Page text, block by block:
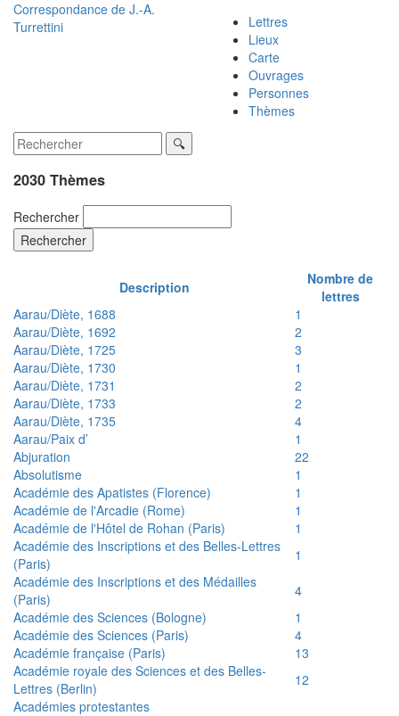
Correspondance de J.-A.
Turrettini
Lettres
Lieux
Carte
Ouvrages
Personnes
Thèmes
2030 Thèmes
Rechercher
Rechercher
Description
Nombre de
lettres
Aarau/Diète, 1688
1
Aarau/Diète, 1692
2
Aarau/Diète, 1725
3
Aarau/Diète, 1730
1
Aarau/Diète, 1731
2
Aarau/Diète, 1733
2
Aarau/Diète, 1735
4
Aarau/Paix d’
1
Abjuration
22
Absolutisme
1
Académie des Apatistes (Florence)
1
Académie de l'Arcadie (Rome)
1
Académie de l'Hôtel de Rohan (Paris)
1
Académie des Inscriptions et des Belles-Lettres
(Paris)
1
Académie des Inscriptions et des Médailles
(Paris)
4
Académie des Sciences (Bologne)
1
Académie des Sciences (Paris)
4
Académie française (Paris)
13
Académie royale des Sciences et des Belles-
Lettres (Berlin)
12
Académies protestantes